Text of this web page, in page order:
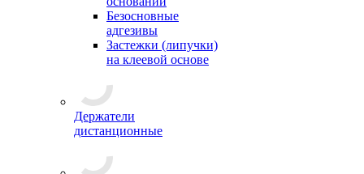
Безосновные
адгезивы
Застежки (липучки)
на клеевой основе
Держатели
дистанционные